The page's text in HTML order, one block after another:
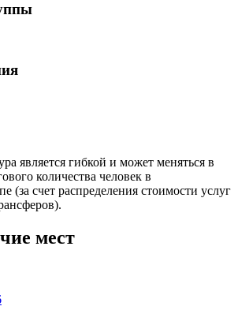
является гибкой и может меняться в
количества человек в
(за счет распределения стоимости услуг
мест